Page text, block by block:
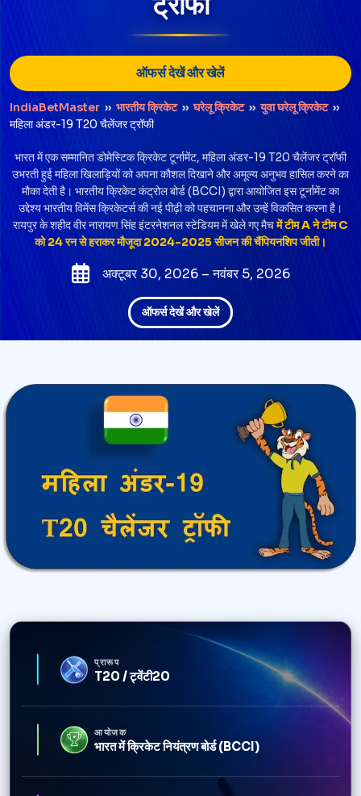
ऑफर्स देखें और खेलें
IndiaBetMaster ›› भारतीय क्रिकेट ›› घरेलू क्रिकेट ›› युवा घरेलू क्रिकेट ››
महिला अंडर-19 T20 चैलेंजर ट्रॉफी
भारत में एक सम्मानित डोमेस्टिक क्रिकेट टूर्नामेंट, महिला अंडर-19 T20 चैलेंजर ट्रॉफी
उभरती हुई महिला खिलाड़ियों को अपना कौशल दिखाने और अमूल्य अनुभव हासिल करने का
मौका देती है। भारतीय क्रिकेट कंट्रोल बोर्ड (BCCI) द्वारा आयोजित इस टूर्नामेंट का
उद्देश्य भारतीय विमेंस क्रिकेटर्स की नई पीढ़ी को पहचानना और उन्हें विकसित करना है।
रायपुर के शहीद वीर नारायण सिंह इंटरनेशनल स्टेडियम में खेले गए मैचमें टीम A ने टीम C
को 24 रन से हराकर मौजूदा 2024-2025 सीजन की चैंपियनशिप जीती।
अक्टूबर 30, 2026 – नवंबर 5, 2026
ऑफर्स देखें और खेलें
प्रारूप
T20 / ट्वेंटी20
आयोजक
भारत में क्रिकेट नियंत्रण बोर्ड (BCCI)